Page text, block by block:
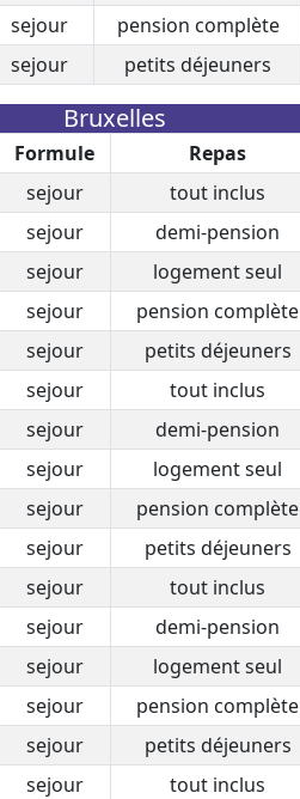
sejour pension complète
sejour petits déjeuners
Bruxelles
Formule Repas
sejour tout inclus
sejour demi-pension
sejour logement seul
sejour pension complète
sejour petits déjeuners
sejour tout inclus
sejour demi-pension
sejour logement seul
sejour pension complète
sejour petits déjeuners
sejour tout inclus
sejour demi-pension
sejour logement seul
sejour pension complète
sejour petits déjeuners
sejour tout inclus